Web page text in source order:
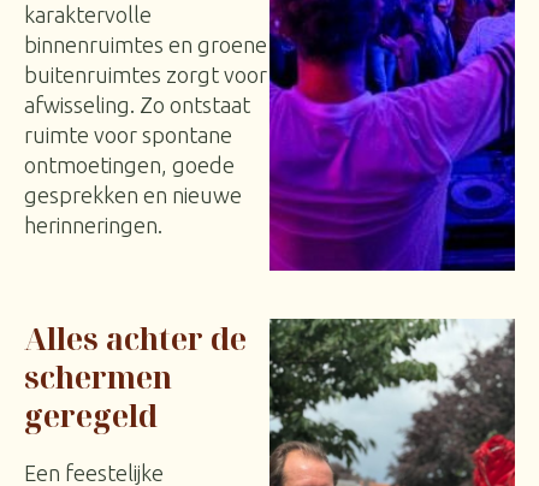
karaktervolle
binnenruimtes en groene
buitenruimtes zorgt voor
afwisseling. Zo ontstaat
ruimte voor spontane
ontmoetingen, goede
gesprekken en nieuwe
herinneringen.
Alles achter de
schermen
geregeld
Een feestelijke